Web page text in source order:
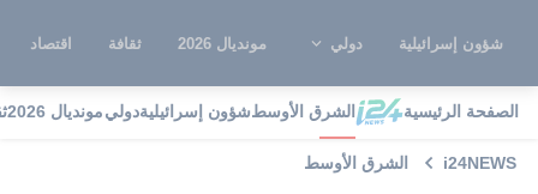
شؤون إسرائيلية دولي مونديال 2026 ثقافة اقتصاد
الصفحة الرئيسية الشرق الأوسطشؤون إسرائيليةدوليمونديال 2026
i24NEWS الشرق الأوسط